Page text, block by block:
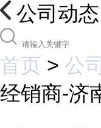
公司动态
首页 > 公
经销商-济